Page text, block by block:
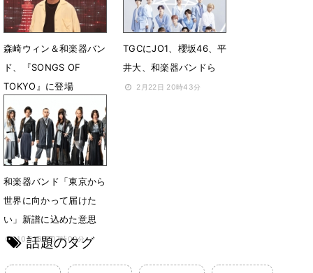
森崎ウィン＆和楽器バン
ド、『SONGS OF
TOKYO』に登場
5月14日 15時47分
TGCにJO1、櫻坂46、平
井大、和楽器バンドら
2月22日 20時43分
和楽器バンド「東京から
世界に向かって届けた
い」新譜に込めた意思
10月16日 07時00分
話題のタグ